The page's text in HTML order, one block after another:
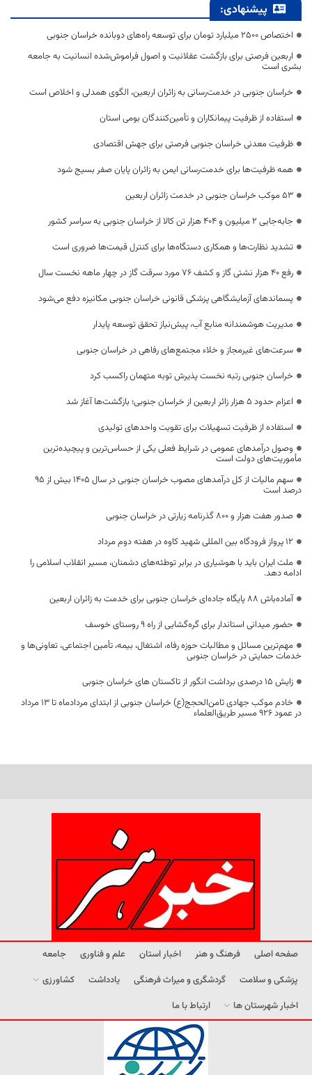
پیشنهادی:
اختصاص 2500 میلیارد تومان برای توسعه راه‌های دوبانده خراسان جنوبی
اربعین فرصتی برای بازگشت عقلانیت و اصول فراموش‌شده انسانیت به جامعه
بشری است
خراسان جنوبی در خدمت‌رسانی به زائران اربعین، الگوی همدلی و اخلاص است
استفاده از ظرفیت پیمانکاران و تأمین‌کنندگان بومی استان
ظرفیت معدنی خراسان جنوبی فرصتی برای جهش اقتصادی
همه ظرفیت‌ها برای خدمت‌رسانی ایمن به زائران پایان صفر بسیج شود
53 موکب خراسان جنوبی در خدمت زائران اربعین
جابه‌جایی 2 میلیون و 404 هزار تن کالا از خراسان جنوبی به سراسر کشور
تشدید نظارت‌ها و همکاری دستگاه‌ها برای کنترل قیمت‌ها ضروری است
رفع 40 هزار نشتی گاز و کشف 76 مورد سرقت گاز در چهار ماهه نخست سال
پسماندهای آزمایشگاهی پزشکی قانونی خراسان جنوبی مکانیزه دفع می‌شود
مدیریت هوشمندانه منابع آب، پیش‌نیاز تحقق توسعه پایدار
سرعت‌های غیرمجاز و خلاء مجتمع‌های رفاهی در خراسان جنوبی
خراسان جنوبی رتبه نخست پذیرش توبه متهمان راکسب کرد
اعزام حدود 5 هزار زائر اربعین از خراسان جنوبی؛ بازگشت‌ها آغاز شد
استفاده از ظرفیت تسهیلات برای تقویت واحدهای تولیدی
وصول درآمدهای عمومی در شرایط فعلی یکی از حساس‌ترین و پیچیده‌ترین
مأموریت‌های دولت است
سهم مالیات از کل درآمدهای مصوب خراسان جنوبی در سال ۱۴۰۵ بیش از ۹۵
درصد است
صدور هفت هزار و ۸۰۰ گذرنامه زیارتی در خراسان جنوبی
۱۲ پرواز فرودگاه بین المللی شهید کاوه در هفته دوم مرداد
ملت ایران باید با هوشیاری در برابر توطئه‌های دشمنان، مسیر انقلاب اسلامی را
ادامه دهد.
آماده‌باش ۸۸ پایگاه جاده‌ای خراسان جنوبی برای خدمت به زائران اربعین
حضور میدانی استاندار برای گره‌گشایی از راه ۹ روستای خوسف
مهم‌ترین مسائل و مطالبات حوزه رفاه، اشتغال، بیمه، تأمین اجتماعی، تعاونی‌ها و
خدمات حمایتی در خراسان جنوبی
زایش ۱۵ درصدی برداشت انگور از تاکستان های خراسان جنوبی
خادم موکب جهادی ثامن‌الحجج(ع) خراسان جنوبی از ابتدای مردادماه تا ۱۳ مرداد
در عمود ۹۲۶ مسیر طریق‌العلماء
صفحه اصلی فرهنگ و هنر اخبار استان علم و فناوری
جامعه
پزشکی و سلامت
گردشگری و میراث فرهنگی یادداشت
کشاورزی
اخبار شهرستان ها
ارتباط با ما